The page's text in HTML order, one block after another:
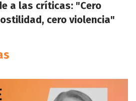
a las críticas: "Cero
cero violencia"